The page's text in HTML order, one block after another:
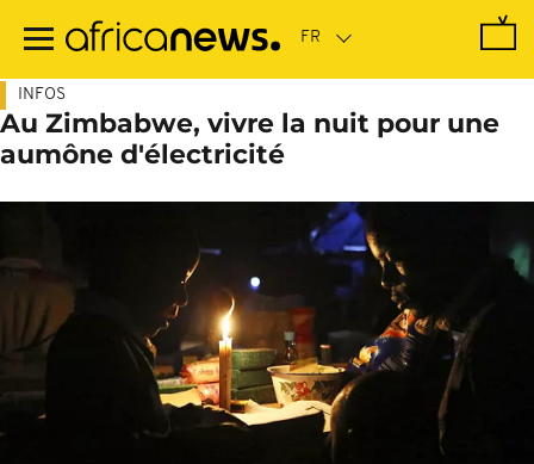
contenu
INFOS
Au Zimbabwe, vivre la nuit pour une
aumône d'électricité